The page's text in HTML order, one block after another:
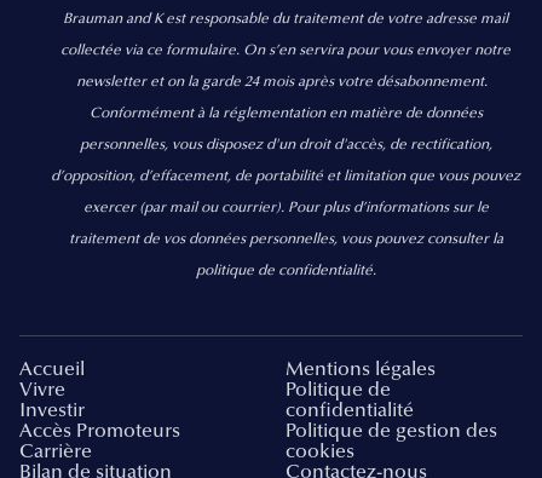
Brauman and K est responsable du traitement de votre adresse mail
collectée via ce formulaire. On s’en servira pour vous envoyer notre
newsletter et on la garde 24 mois après votre désabonnement.
Conformément à la réglementation en matière de données
personnelles, vous disposez d'un droit d'accès, de rectification,
d’opposition, d’effacement, de portabilité et limitation que vous pouvez
exercer (par mail ou courrier). Pour plus d’informations sur le
traitement de vos données personnelles, vous pouvez consulter la
politique de confidentialité.
Accueil
Vivre
Investir
Accès Promoteurs
Carrière
Bilan de situation
Mentions légales
Politique de
confidentialité
Politique de gestion des
cookies
Contactez-nous